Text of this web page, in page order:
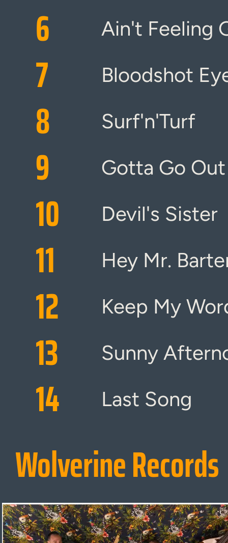
6
Ain't Feeling
7 Bloodshot
8 Surf'n'Turf
9 Gotta Go
10 Devil's Sister
11 Hey Mr.
12 Keep My
13 Sunny
14 Last Song
Wolverine Records